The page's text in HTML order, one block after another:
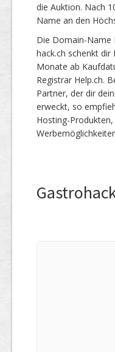
die Auktion. Nach
Name an den
Die Domain-Name
hack.ch schenkt
Monate ab
Registrar Help.ch.
Partner, der dir
erweckt, so
Hosting-